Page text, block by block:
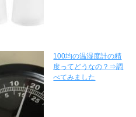
100均の温湿度計の精
度ってどうなの？⇒調
べてみました